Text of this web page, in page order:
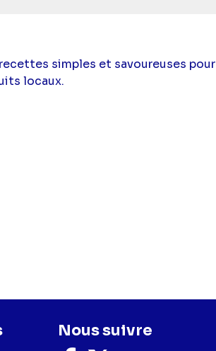
simples et savoureuses
locaux.
Nous suivre